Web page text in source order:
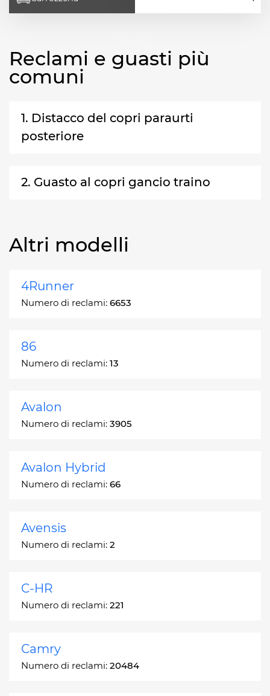
Reclami e guasti più
comuni
1. Distacco del copri paraurti
posteriore
2. Guasto al copri gancio traino
Altri modelli
4Runner
Numero di reclami: 6653
86
Numero di reclami: 13
Avalon
Numero di reclami: 3905
Avalon Hybrid
Numero di reclami: 66
Avensis
Numero di reclami: 2
C-HR
Numero di reclami: 221
Camry
Numero di reclami: 20484